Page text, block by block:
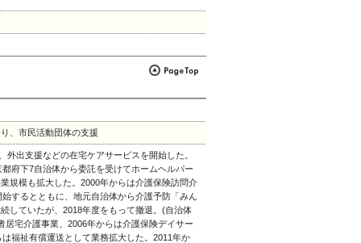
、市民活動団体の支援
出支援などの在宅ケアサービスを開始した。
府下7自治体から委託を受けてホームヘルパー
規模も拡大した。2000年からは介護保険訪問介
するとともに、地元自治体から介護予防「みん
していたが、2018年度をもって撤退。(自治体
宅介護事業、2006年からは介護保険デイサー
福祉有償運送として業務拡大した。2011年か